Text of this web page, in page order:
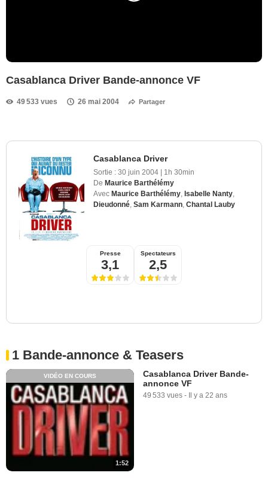
Casablanca Driver Bande-annonce VF
49 533 vues 26 mai 2004 Partager
Casablanca Driver
Sortie : 30 juin 2004 | 1h 30min
De Maurice Barthélémy
Avec Maurice Barthélémy Isabelle Nanty
Dieudonné Sam Karmann Chantal Lauby
Presse
3,1
Spectateurs
2,5
1 Bande-annonce & Teasers
1:52
VIDÉO EN COURS
Casablanca Driver Bande-
annonce VF
49 533 vues - Il y a 22 ans